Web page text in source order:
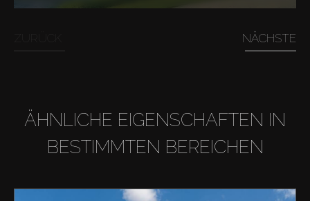
NÄCHSTE
ÄHNLICHE EIGENSCHAFTEN IN
BESTIMMTEN BEREICHEN